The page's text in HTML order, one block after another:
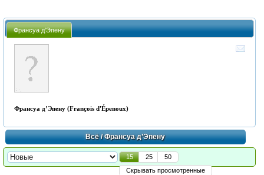
Франсуа д’Эпену
Франсуа д’Эпену (François d'Épenoux)
Всё/ Франсуа д’Эпену
15 25
50
Скрывать просмотренные